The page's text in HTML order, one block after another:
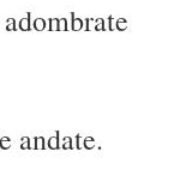
andate.